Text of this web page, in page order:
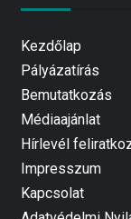
Kezdőlap
Pályázatírás
Bemutatkozás
Médiaajánlat
Hírlevél
Impresszum
Kapcsolat